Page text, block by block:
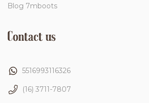
Blog 7mboots
Contact us
5516993116326
(16) 3711-7807